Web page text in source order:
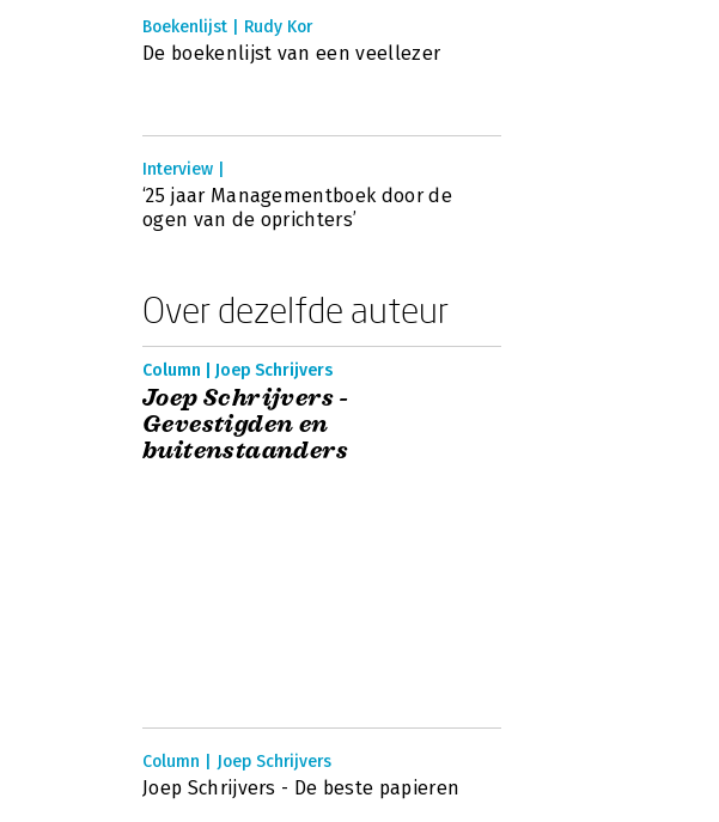
Boekenlijst | Rudy Kor
De boekenlijst van een veellezer
Interview |
‘25 jaar Managementboek door de
ogen van de oprichters’
Over dezelfde auteur
Column | Joep Schrijvers
Joep Schrijvers -
Gevestigden en
buitenstaanders
Column | Joep Schrijvers
Joep Schrijvers - De beste papieren